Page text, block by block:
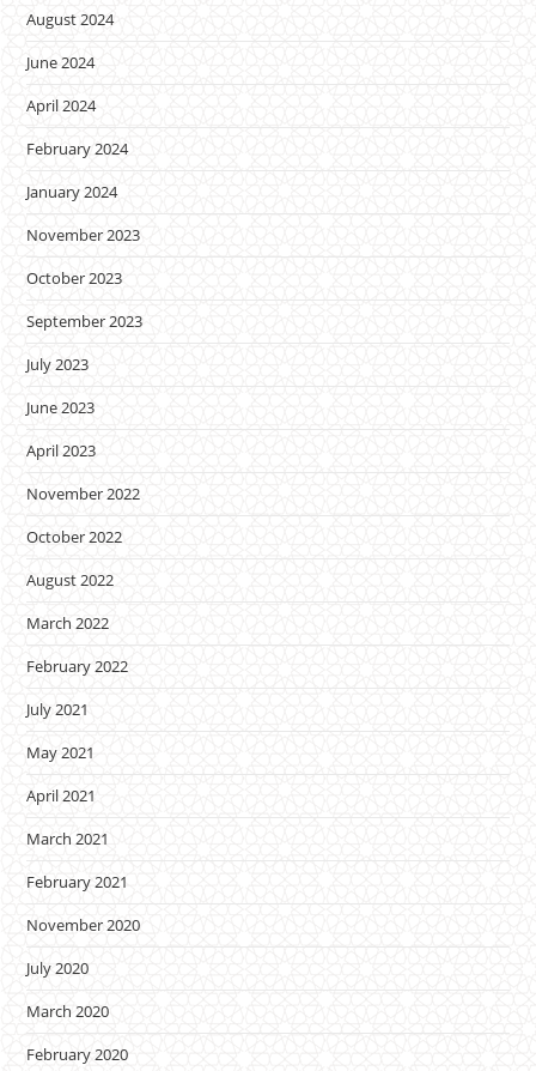
August 2024
June 2024
April 2024
February 2024
January 2024
November 2023
October 2023
September 2023
July 2023
June 2023
April 2023
November 2022
October 2022
August 2022
March 2022
February 2022
July 2021
May 2021
April 2021
March 2021
February 2021
November 2020
July 2020
March 2020
February 2020